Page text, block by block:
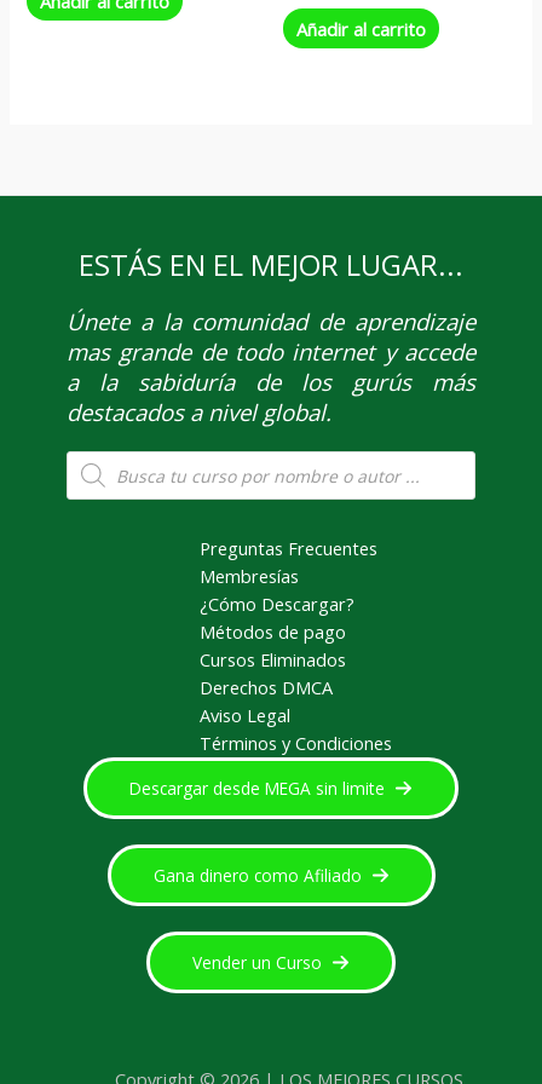
Añadir al carrito
ESTÁS EN EL MEJOR LUGAR...
Únetea la comunidad de aprendizaje
mas grande de todo internet y accede
a la sabiduría de los gurús más
destacados a nivel global.
Búsqueda
de
productos
Preguntas Frecuentes
Membresías
¿Cómo Descargar?
Métodos de pago
Cursos Eliminados
Derechos DMCA
Aviso Legal
Términos y Condiciones
Descargar desde MEGA sin limite
Gana dinero como Afiliado
Vender un Curso
Copyright © 2026 | LOS MEJORES CURSOS